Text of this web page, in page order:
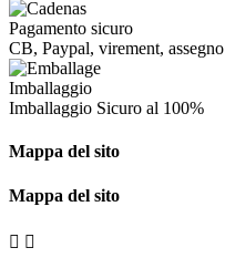
Pagamento sicuro
CB, Paypal, virement, assegno
Imballaggio
Imballaggio Sicuro al 100%
Mappa del sito
Mappa del sito
 